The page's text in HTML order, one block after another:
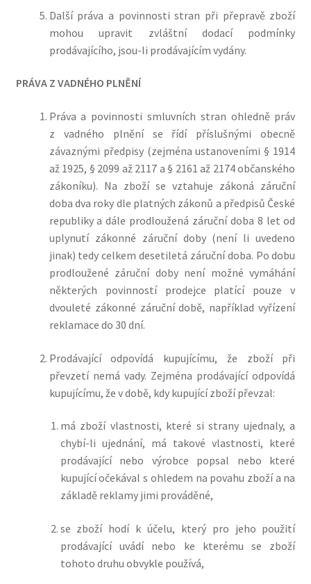
Další práva a povinnosti stran při přepravě zboží
mohou upravit zvláštní dodací podmínky
prodávajícího, jsou-li prodávajícím vydány.
PRÁVA Z VADNÉHO PLNĚNÍ
Práva a povinnosti smluvních stran ohledně práv
z vadného plnění se řídí příslušnými obecně
závaznými předpisy (zejména ustanoveními § 1914
až 1925, § 2099 až 2117 a § 2161 až 2174 občanského
zákoníku). Na zboží se vztahuje zákoná záruční
doba dva roky dle platných zákonů a předpisů České
republiky a dále prodloužená záruční doba 8 let od
uplynutí zákonné záruční doby (není li uvedeno
jinak) tedy celkem desetiletá záruční doba. Po dobu
prodloužené záruční doby není možné vymáhání
některých povinností prodejce platící pouze v
dvouleté zákonné záruční době, například vyřízení
reklamace do 30 dní.
Prodávající odpovídá kupujícímu, že zboží při
převzetí nemá vady. Zejména prodávající odpovídá
kupujícímu, že v době, kdy kupující zboží převzal:
má zboží vlastnosti, které si strany ujednaly, a
chybí-li ujednání, má takové vlastnosti, které
prodávající nebo výrobce popsal nebo které
kupující očekával s ohledem na povahu zboží a na
základě reklamy jimi prováděné,
se zboží hodí k účelu, který pro jeho použití
prodávající uvádí nebo ke kterému se zboží
tohoto druhu obvykle používá,